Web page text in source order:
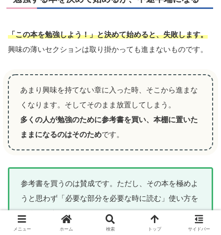
「この本を勉強しよう！」と決めて始めると、失敗します。
興味の薄いセクションは取り掛かっても進まないものです。
あまり興味を持てない章に入った時、そこから進まな
くなります。そしてそのまま放置してしまう。
多くの人が勉強のために参考書を買い、本棚に置いた
ままになるのはそのためです。
参考書を買うのは賛成です。ただし、その本を極めよ
うと思わず「必要な部分を必要な時に読む」使い方を
しましょう。
メニュー ホーム 検索 トップ サイドバー